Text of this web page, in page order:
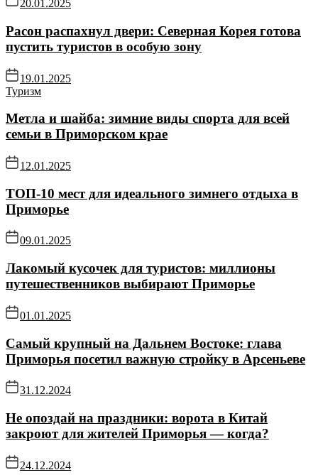
20.01.2025
Расон распахнул двери: Северная Корея готова
пустить туристов в особую зону
19.01.2025
Туризм
Метла и шайба: зимние виды спорта для всей
семьи в Приморском крае
12.01.2025
ТОП-10 мест для идеального зимнего отдыха в
Приморье
09.01.2025
Лакомый кусочек для туристов: миллионы
путешественников выбирают Приморье
01.01.2025
Самый крупный на Дальнем Востоке: глава
Приморья посетил важную стройку в Арсеньеве
31.12.2024
Не опоздай на праздники: ворота в Китай
закроют для жителей Приморья — когда?
24.12.2024